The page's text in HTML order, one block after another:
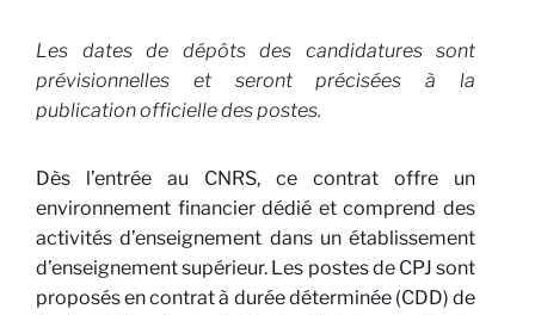
Les dates de dépôts des candidatures sont
prévisionnelles et seront précisées à la
publication officielle des postes.
Dès l’entrée au CNRS, ce contrat offre un
environnement financier dédié et comprend des
activités d’enseignement dans un établissement
d’enseignement supérieur. Les postes de CPJ sont
proposés en contrat à durée déterminée (CDD) de